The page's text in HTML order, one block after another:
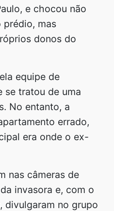
e chocou não
prédio, mas
donos do
equipe de
se tratou de uma
No entanto, a
errado,
era onde o ex-
nas câmeras de
invasora e, com o
divulgaram no grupo